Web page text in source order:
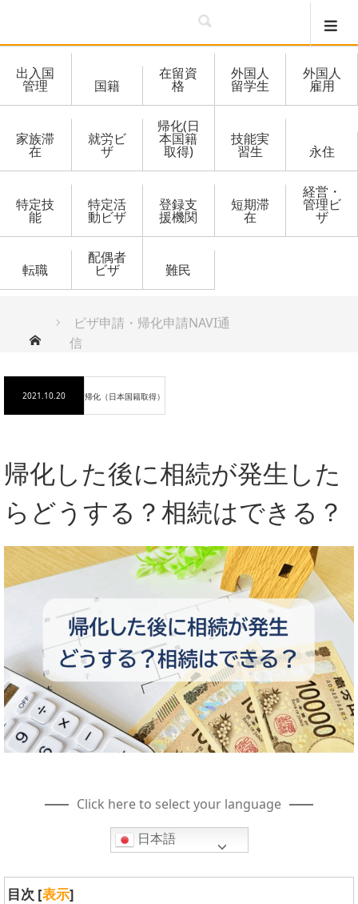
出入国
管理 国籍
在留資
格
外国人
留学生
外国人
雇用
家族滞
在
就労ビ
ザ
帰化(日
本国籍
取得)
技能実
習生 永住
特定技
能
特定活
動ビザ
登録支
援機関
短期滞
在
経営・
管理ビ
ザ
転職
配偶者
ビザ 難民
ホーム
ビザ申請・帰化申請NAVI通
信
帰化（日本国籍取
きる？
2021.10.20 帰化（日本国籍取得）
帰化した後に相続が発生した
らどうする？相続はできる？
Click here to select your language
日本語
目次 [表示]